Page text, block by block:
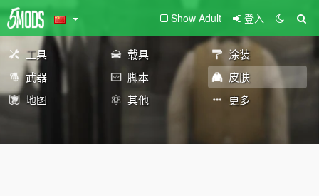
Show Adult 登入
工具 载具
涂装
武器
脚本
皮肤
地图
其他 更多